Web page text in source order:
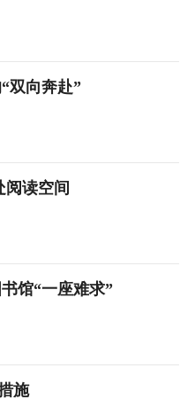
双向奔赴”
读空间
馆“一座难求”
施